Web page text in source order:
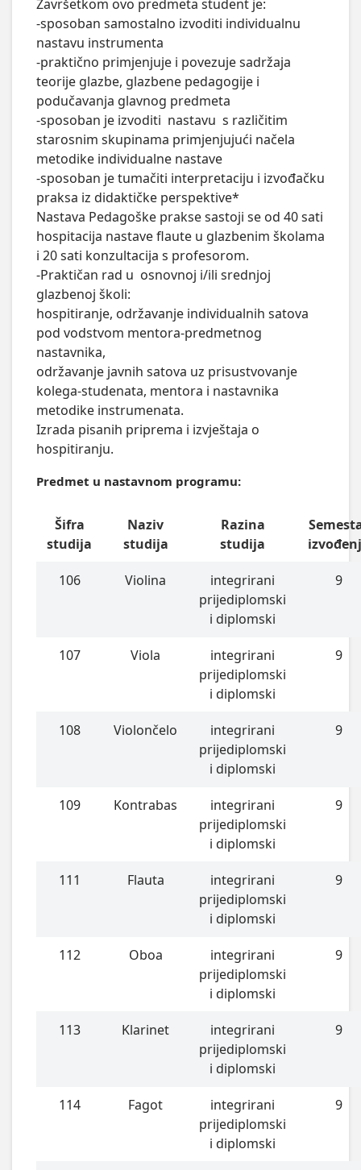
Završetkom ovo predmeta student je:
-sposoban samostalno izvoditi individualnu
nastavu instrumenta
-praktično primjenjuje i povezuje sadržaja
teorije glazbe, glazbene pedagogije i
podučavanja glavnog predmeta
-sposoban je izvoditi  nastavu  s različitim
starosnim skupinama primjenjujući načela
metodike individualne nastave
-sposoban je tumačiti interpretaciju i izvođačku
praksa iz didaktičke perspektive*
Nastava Pedagoške prakse sastoji se od 40 sati
hospitacija nastave flaute u glazbenim školama
i 20 sati konzultacija s profesorom.
-Praktičan rad u  osnovnoj i/ili srednjoj
glazbenoj školi:
hospitiranje, održavanje individualnih satova
pod vodstvom mentora-predmetnog
nastavnika,
održavanje javnih satova uz prisustvovanje
kolega-studenata, mentora i nastavnika
metodike instrumenata.
Izrada pisanih priprema i izvještaja o
hospitiranju.
Predmet u nastavnom programu:
Šifra
studija
Naziv
studija
Razina
studija
106 Violina
integrirani
prijediplomski
i diplomski
9
107 Viola
integrirani
prijediplomski
i diplomski
9
108 Violončelo
integrirani
prijediplomski
i diplomski
9
109 Kontrabas
integrirani
prijediplomski
i diplomski
9
111 Flauta
integrirani
prijediplomski
i diplomski
9
112 Oboa
integrirani
prijediplomski
i diplomski
9
113 Klarinet
integrirani
prijediplomski
i diplomski
9
114 Fagot
integrirani
prijediplomski
i diplomski
9